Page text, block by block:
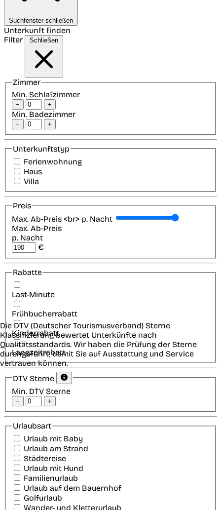
Suchfenster schließen
Unterkunft finden
Filter
Schließen
Zimmer
Min. Schlafzimmer
− +
Min. Badezimmer
− +
Unterkunftstyp
Ferienwohnung
Haus
Villa
Preis
Max. Ab-Preis <br> p. Nacht
Max. Ab-Preis
p. Nacht
€
Rabatte
Last-Minute
Frühbucherrabatt
Kinderrabatt
Langzeitrabatt
DTV Sterne
Min. DTV Sterne
− +
Die DTV (Deutscher Tourismusverband) Sterne
Klassifizierung bewertet Unterkünfte nach
Qualitätsstandards. Wir haben die Prüfung der Sterne
durchgeführt, damit Sie auf Ausstattung und Service
vertrauen können.
Urlaubsart
Urlaub mit Baby
Urlaub am Strand
Städtereise
Urlaub mit Hund
Familienurlaub
Urlaub auf dem Bauernhof
Golfurlaub
Wander- und Kletterurlaub